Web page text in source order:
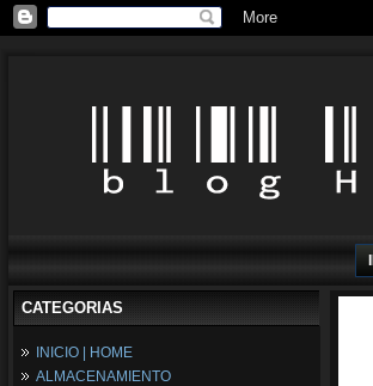
CATEGORIAS
INICIO | HOME
ALMACENAMIENTO